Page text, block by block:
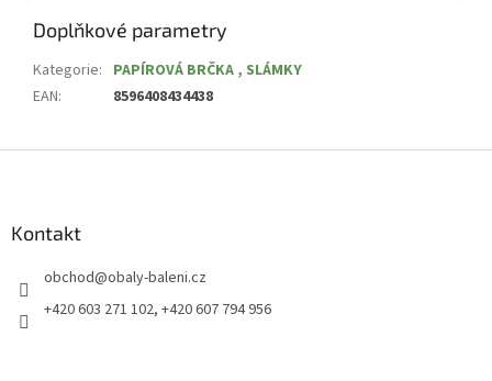
Doplňkové parametry
Kategorie: PAPÍROVÁ BRČKA , SLÁMKY
EAN: 8596408434438
Kontakt
obchod@obaly-baleni.cz
+420 603 271 102, +420 607 794 956